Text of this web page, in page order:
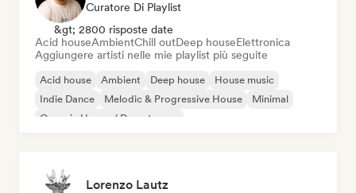
Curatore Di Playlist
&gt; 2800 risposte date
Acid houseAmbientChill outDeep houseElettronica
Aggiungere artisti nelle mie playlist più seguite
Acid house Ambient Deep house
House music
Indie Dance
Melodic & Progressive House
Minimal
Organic House / Downtempo
Lorenzo Lautz